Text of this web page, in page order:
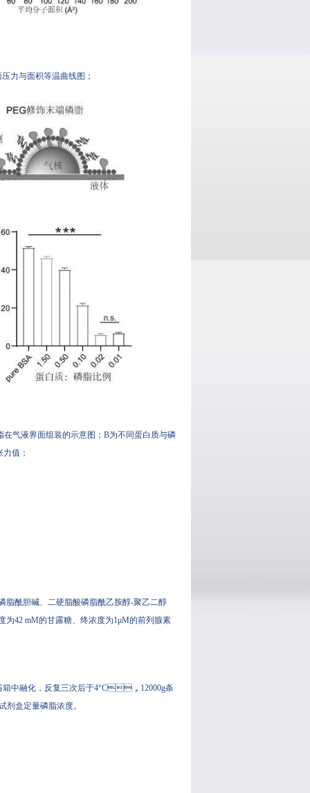
与面积等温曲线图；
在气液界面组装的示意图；B为不同蛋白质与磷
；
榈酸磷脂酰胆碱、二硬脂酸磷脂酰乙胺醇-聚乙二醇
度为42 mM的甘露糖、终浓度为1μM的前列腺素
箱中融化，反复三次后于4°C，12000g条
盒定量磷脂浓度。